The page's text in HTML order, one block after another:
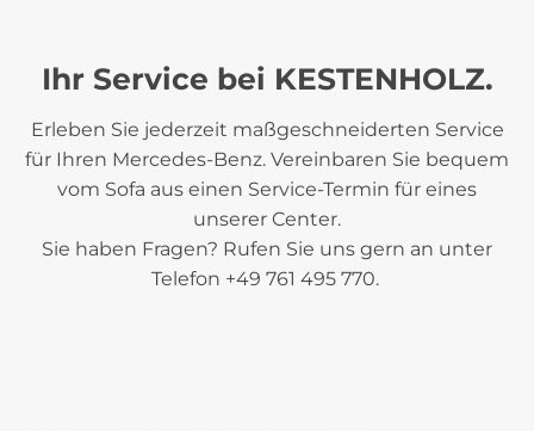
Ihr Service bei KESTENHOLZ.
Erleben Sie jederzeit maßgeschneiderten Service
für Ihren Mercedes-Benz. Vereinbaren Sie bequem
vom Sofa aus einen Service-Termin für eines
unserer Center.
Sie haben Fragen? Rufen Sie uns gern an unter
Telefon +49 761 495 770.